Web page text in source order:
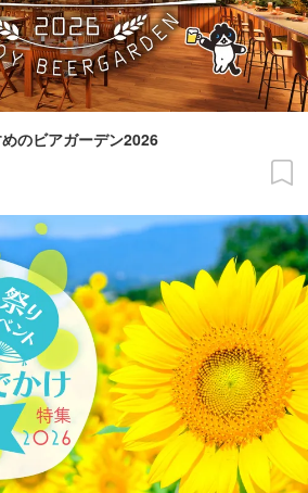
のビアガーデン2026